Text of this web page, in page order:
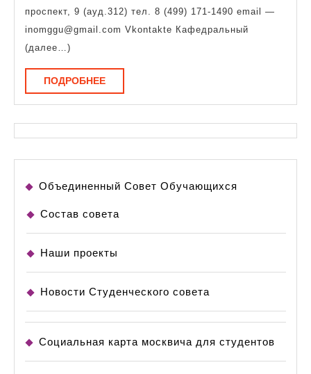
проспект, 9 (ауд.312) тел. 8 (499) 171-1490 email —
inomggu@gmail.com Vkontakte Кафедральный
(далее…)
ПОДРОБНЕЕПОДРОБНЕЕ
Объединенный Совет Обучающихся
Состав совета
Наши проекты
Новости Студенческого совета
Социальная карта москвича для студентов